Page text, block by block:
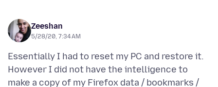
Zeeshan
5/28/20, 7:34 AM
Essentially I had to reset my PC and restore it.
However I did not have the intelligence to
make a copy of my Firefox data / bookmarks /